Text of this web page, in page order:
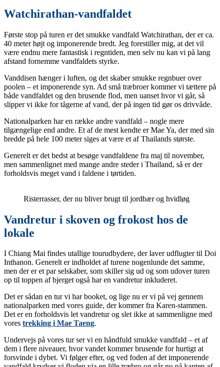
Watchirathan-vandfaldet
Første stop på turen er det smukke vandfald Watchirathan, der er ca.
40 meter højt og imponerende bredt. Jeg forestiller mig, at det vil
være endnu mere fantastisk i regntiden, men selv nu kan vi på lang
afstand fornemme vandfaldets styrke.
Vanddisen hænger i luften, og det skaber smukke regnbuer over
poolen – et imponerende syn. Ad små træbroer kommer vi tættere på
både vandfaldet og den brusende flod, men uanset hvor vi går, så
slipper vi ikke for tågerne af vand, der på ingen tid gør os drivvåde.
Nationalparken har en række andre vandfald – nogle mere
tilgængelige end andre. Et af de mest kendte er Mae Ya, der med sin
bredde på hele 100 meter siges at være et af Thailands største.
Generelt er det bedst at besøge vandfaldene fra maj til november,
men sammenlignet med mange andre steder i Thailand, så er der
forholdsvis meget vand i faldene i tørtiden.
Risterrasser, der nu bliver brugt til jordbær og hvidløg
Vandretur i skoven og frokost hos de
lokale
I Chiang Mai findes utallige tourudbydere, der laver udflugter til Doi
Inthanon. Generelt er indholdet af turene nogenlunde det samme,
men der er et par selskaber, som skiller sig ud og som udover turen
op til toppen af bjerget også har en vandretur inkluderet.
Det er sådan en tur vi har booket, og lige nu er vi på vej gennem
nationalparken med vores guide, der kommer fra Karen-stammen.
Det er en forholdsvis let vandretur og slet ikke at sammenligne med
vores trekking i Mae Taeng.
Undervejs på vores tur ser vi en håndfuld smukke vandfald – et af
dem i flere niveauer, hvor vandet kommer brusende for hurtigt at
forsvinde i dybet. Vi følger efter, og ved foden af det imponerende